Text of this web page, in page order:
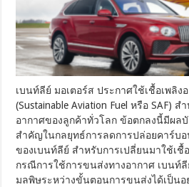
มั่น
ขนส่ง
อย่าง
มี
ความ
รับ
ชอบ
ประกาศ
ใช้
เชื้อ
เพลิง
อากาศยาน
เบนท์ลีย์ มอเตอร์ส ประกาศใช้เชื้อเพลิง
(Sustainable Aviation Fuel หรือ SAF)
อากาศของลูกค้าทั่วโลก ข้อตกลงนี้มีผล
สำคัญในกลยุทธ์การลดการปล่อยคาร์บ
ของเบนท์ลีย์ สำหรับการเปลี่ยนมาใช้เชื้
กรณีการใช้การขนส่งทางอากาศ เบนท์
มลพิษระหว่างขั้นตอนการขนส่งได้เป็นอ